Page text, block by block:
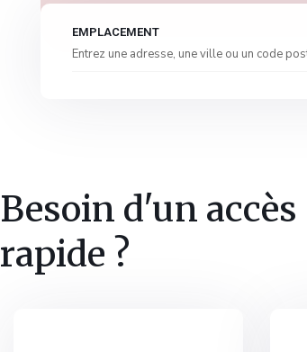
EMPLACEMENT
Besoin d'un accès
rapide ?